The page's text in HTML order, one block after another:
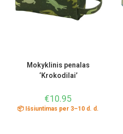
Mokyklinis penalas
‘Krokodilai’
€10.95
📦 Išsiuntimas per 3–10 d. d.